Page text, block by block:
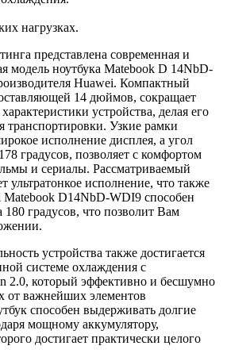
нагрузках.
представлена современная и
модель ноутбука Matebook D 14NbD-
Huawei. Компактный
14 дюймов, сокращает
устройства, делая его
транспортировки. Узкие рамки
исполнение дисплея, а угол
градусов, позволяет с комфортом
и сериалы. Рассматриваемый
ультратонкое исполнение, что также
Matebook D14NbD-WDI9 способен
180 градусов, что позволит Вам
устройства также достигается
системе охлаждения с
2.0, который эффективно и бесшумно
от важнейших элементов
способен выдерживать долгие
мощному аккумулятору,
достигает практически целого